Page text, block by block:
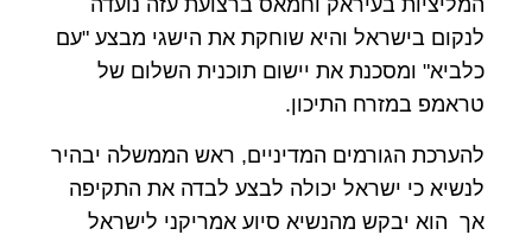
המליציות בעיראק וחמאס ברצועת עזה נועדה
לנקום בישראל והיא שוחקת את הישגי מבצע "עם
כלביא" ומסכנת את יישום תוכנית השלום של
טראמפ במזרח התיכון.
להערכת הגורמים המדיניים, ראש הממשלה יבהיר
לנשיא כי ישראל יכולה לבצע לבדה את התקיפה
אך הוא יבקש מהנשיא סיוע אמריקני לישראל